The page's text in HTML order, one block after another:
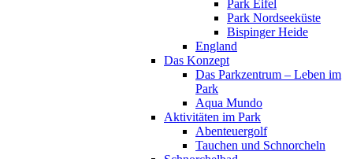
Park Eifel
Park Nordseeküste
Bispinger Heide
England
Das Konzept
Das Parkzentrum – Leben im
Park
Aqua Mundo
Aktivitäten im Park
Abenteuergolf
Tauchen und Schnorcheln